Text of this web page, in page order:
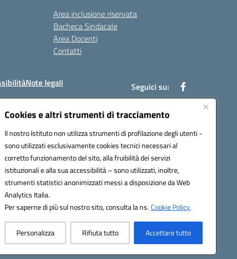
Cookies e altri strumenti di tracciamento
Il nostro Istituto non utilizza strumenti di profilazione degli utenti -
sono utilizzati esclusivamente cookies tecnici necessari al
corretto funzionamento del sito, alla fruibilità dei servizi
istituzionali e alla sua accessibilità – sono utilizzati, inoltre,
strumenti statistici anonimizzati messi a disposizione da Web
Analytics Italia.
Per saperne di più sul nostro sito, consulta la ns.Cookie Policy.
Personalizza Rifiuta tutto Accettare tutto
Area inclusione riservata
Bacheca Sindacale
Area Docenti
Contatti
Note legali Seguici su: